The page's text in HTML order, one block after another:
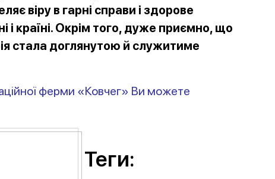
віру в гарні справи і здорове
і країні. Окрім того, дуже приємно, що
стала доглянутою й служитиме
ферми «Ковчег» Ви можете
Теги: